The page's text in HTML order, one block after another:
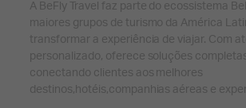
A BeFly Travel faz parte do ecossistema
maiores grupos de turismo da América
transformar a experiência de viajar. Com
personalizado, oferece soluções
conectando clientes aos melhores
destinos,hotéis,companhias aéreas e